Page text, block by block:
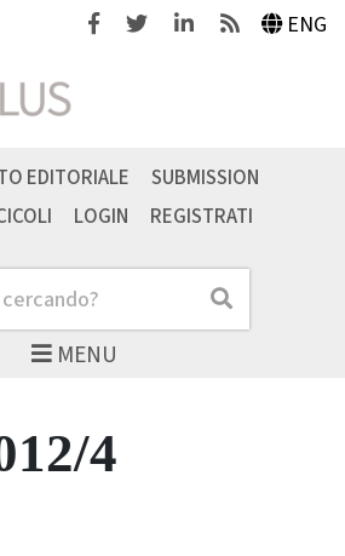
FacebookTwitterLinkedinFeeds ENG
MENU
Cerca
EDITORIALE
SUBMISSION
LOGIN REGISTRATI
4